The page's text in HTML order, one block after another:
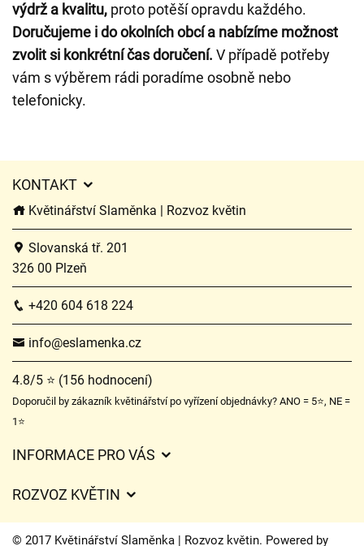
výdrž a kvalitu, proto potěší opravdu každého.
Doručujeme i do okolních obcí a nabízíme možnost
zvolit si konkrétní čas doručení. V případě potřeby
vám s výběrem rádi poradíme osobně nebo
telefonicky.
KONTAKT
Květinářství Slaměnka | Rozvoz květin
Slovanská tř. 201
326 00 Plzeň
+420 604 618 224
info@eslamenka.cz
4.8/5 ⭐ (156 hodnocení)
Doporučil by zákazník květinářství po vyřízení objednávky? ANO = 5⭐, NE =
1⭐
INFORMACE PRO VÁS
Ochrana osobních údajů
ROZVOZ KVĚTIN
Ceny za doručení
© 2017 Květinářství Slaměnka | Rozvoz květin. Powered by